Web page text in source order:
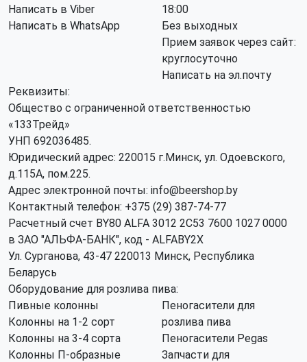
Написать в Viber
Написать в WhatsApp
18:00
Без выходных
Прием заявок через сайт:
круглосуточно
Написать на эл.почту
Реквизиты:
Общество с ограниченной ответственностью
«133Трейд»
УНП 692036485​.
Юридический адрес: 220015 г.Минск, ул. Одоевского,
д.115А, пом.225.
Адрес электронной почты: info@beershop.by
Контактный телефон: +375 (29) 387-74-77
Расчетный счет BY80 ALFA 3012 2C53 7600 1027 0000
в ЗАО "АЛЬФА-БАНК", код - ALFABY2X
Ул. Сурганова, 43-47 220013 Минск, Республика
Беларусь
Оборудование для розлива пива:
Пивные колонны
Колонны на 1-2 сорт
Колонны на 3-4 сорта
Колонны П-образные
Пеногасители для
розлива пива
Пеногасители Pegas
Запчасти для